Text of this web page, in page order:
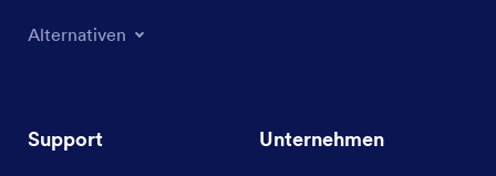
Alternativen
Support Unternehmen